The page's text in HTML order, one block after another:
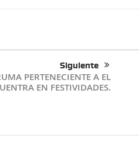
Siguiente
PERTENECIENTE A EL
EN FESTIVIDADES.